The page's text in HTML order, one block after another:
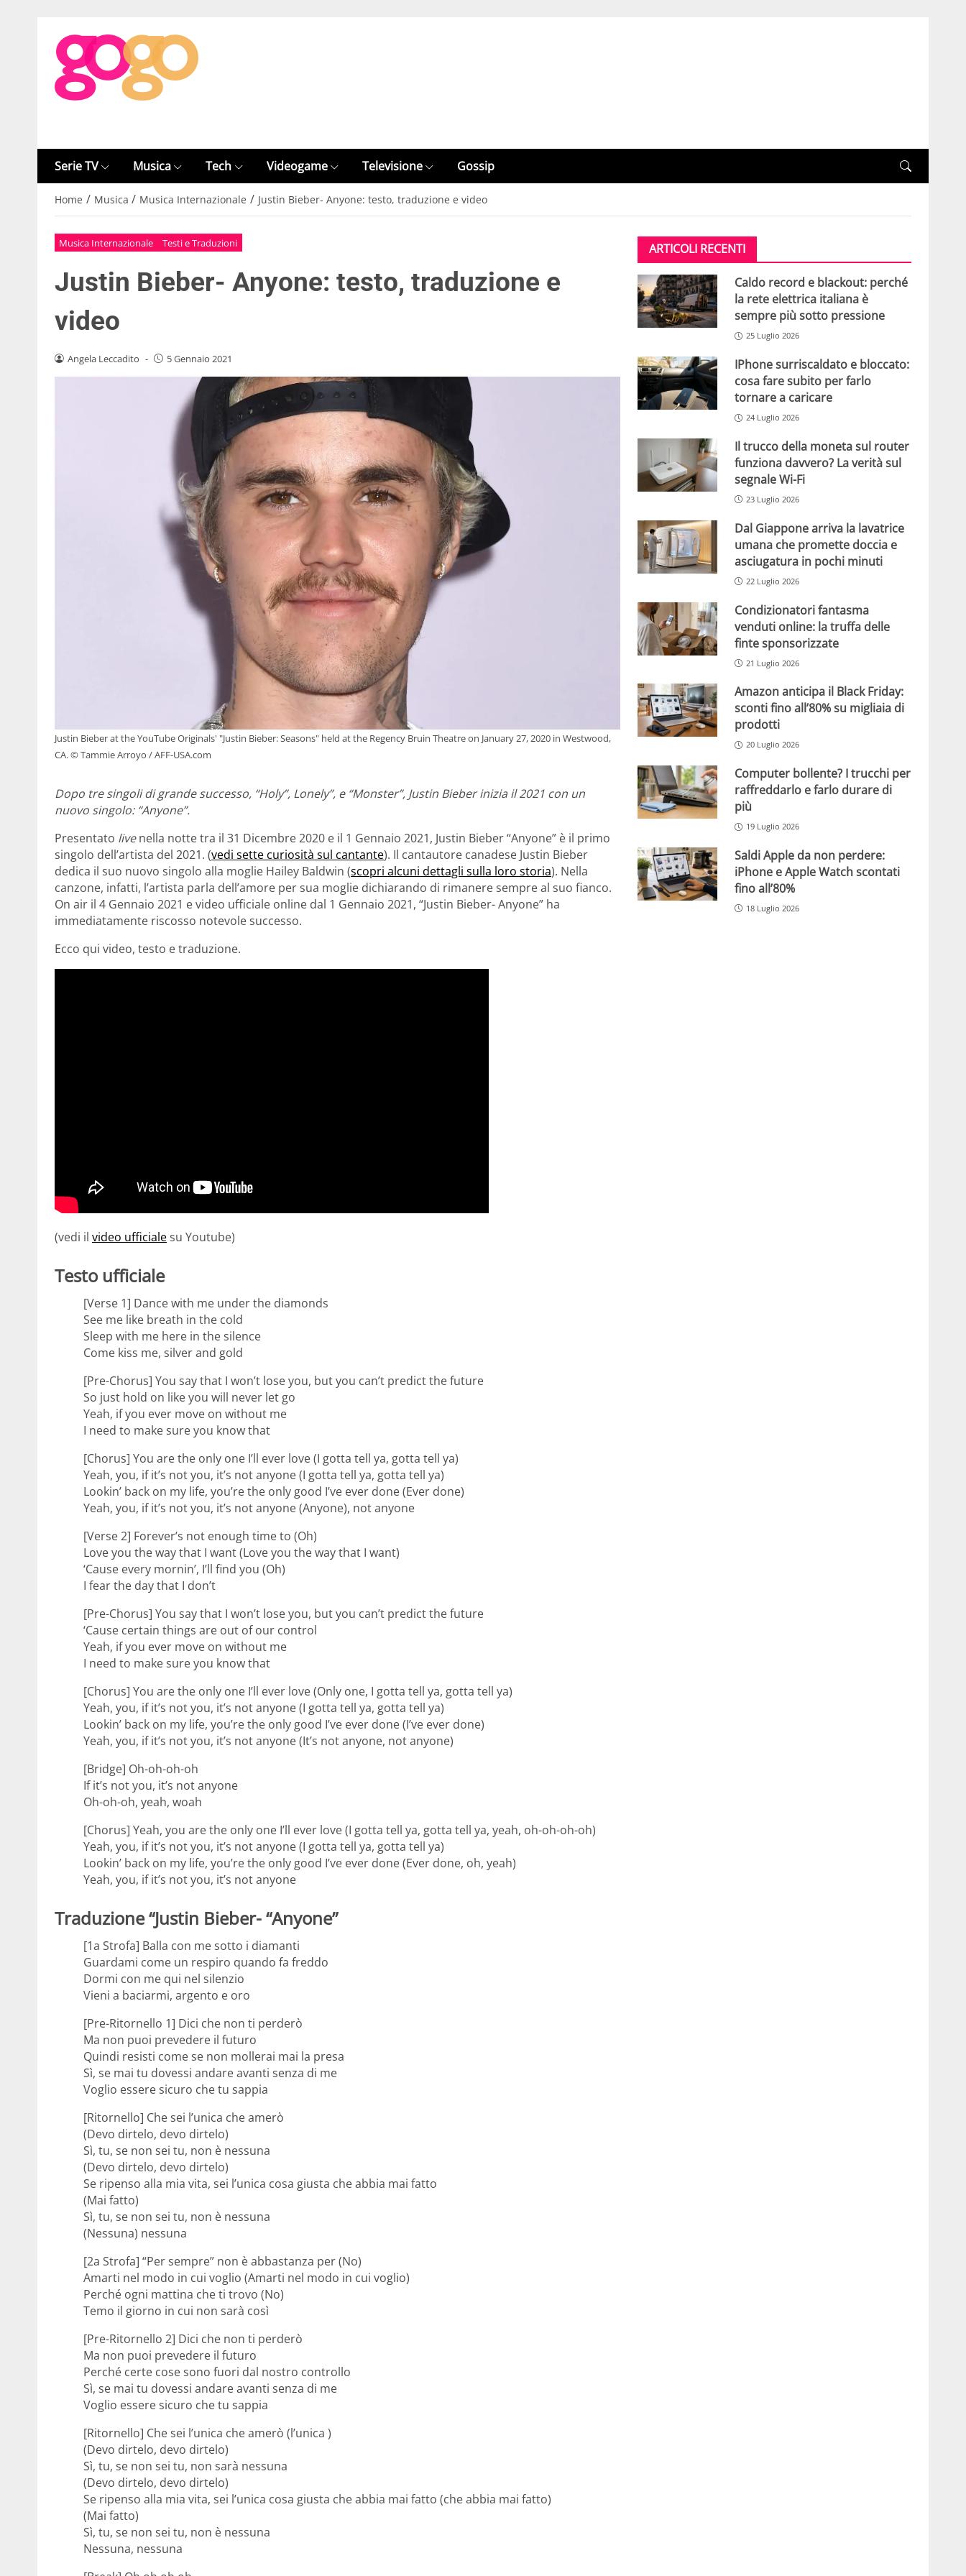
Serie TV Musica Tech Videogame Televisione Gossip
Home / Musica / Musica Internazionale / Justin Bieber- Anyone: testo, traduzione e video
Musica Internazionale Testi e Traduzioni
Justin Bieber- Anyone: testo, traduzione e
video
Angela Leccadito - 5 Gennaio 2021
Justin Bieber at the YouTube Originals' "Justin Bieber: Seasons" held at the Regency Bruin Theatre on January 27, 2020 in Westwood,
CA. © Tammie Arroyo / AFF-USA.com
Dopo tre singoli di grande successo, “Holy”, Lonely”, e “Monster”, Justin Bieber inizia il 2021 con un
nuovo singolo: “Anyone”.
Presentato livenella notte tra il 31 Dicembre 2020 e il 1 Gennaio 2021, Justin Bieber “Anyone” è il primo
singolo dell’artista del 2021. (vedi sette curiosità sul cantante). Il cantautore canadese Justin Bieber
dedica il suo nuovo singolo alla moglie Hailey Baldwin (scopri alcuni dettagli sulla loro storia). Nella
canzone, infatti, l’artista parla dell’amore per sua moglie dichiarando di rimanere sempre al suo fianco.
On air il 4 Gennaio 2021 e video ufficiale online dal 1 Gennaio 2021, “Justin Bieber- Anyone” ha
immediatamente riscosso notevole successo.
Ecco qui video, testo e traduzione.
(vedi il video ufficialesu Youtube)
Testo ufficiale
[Verse 1] Dance with me under the diamonds
See me like breath in the cold
Sleep with me here in the silence
Come kiss me, silver and gold
[Pre-Chorus] You say that I won’t lose you, but you can’t predict the future
So just hold on like you will never let go
Yeah, if you ever move on without me
I need to make sure you know that
[Chorus] You are the only one I’ll ever love (I gotta tell ya, gotta tell ya)
Yeah, you, if it’s not you, it’s not anyone (I gotta tell ya, gotta tell ya)
Lookin’ back on my life, you’re the only good I’ve ever done (Ever done)
Yeah, you, if it’s not you, it’s not anyone (Anyone), not anyone
[Verse 2] Forever’s not enough time to (Oh)
Love you the way that I want (Love you the way that I want)
‘Cause every mornin’, I’ll find you (Oh)
I fear the day that I don’t
[Pre-Chorus] You say that I won’t lose you, but you can’t predict the future
‘Cause certain things are out of our control
Yeah, if you ever move on without me
I need to make sure you know that
[Chorus] You are the only one I’ll ever love (Only one, I gotta tell ya, gotta tell ya)
Yeah, you, if it’s not you, it’s not anyone (I gotta tell ya, gotta tell ya)
Lookin’ back on my life, you’re the only good I’ve ever done (I’ve ever done)
Yeah, you, if it’s not you, it’s not anyone (It’s not anyone, not anyone)
[Bridge] Oh-oh-oh-oh
If it’s not you, it’s not anyone
Oh-oh-oh, yeah, woah
[Chorus] Yeah, you are the only one I’ll ever love (I gotta tell ya, gotta tell ya, yeah, oh-oh-oh-oh)
Yeah, you, if it’s not you, it’s not anyone (I gotta tell ya, gotta tell ya)
Lookin’ back on my life, you’re the only good I’ve ever done (Ever done, oh, yeah)
Yeah, you, if it’s not you, it’s not anyone
Traduzione “Justin Bieber- “Anyone”
[1a Strofa] Balla con me sotto i diamanti
Guardami come un respiro quando fa freddo
Dormi con me qui nel silenzio
Vieni a baciarmi, argento e oro
[Pre-Ritornello 1] Dici che non ti perderò
Ma non puoi prevedere il futuro
Quindi resisti come se non mollerai mai la presa
Sì, se mai tu dovessi andare avanti senza di me
Voglio essere sicuro che tu sappia
[Ritornello] Che sei l’unica che amerò
(Devo dirtelo, devo dirtelo)
Sì, tu, se non sei tu, non è nessuna
(Devo dirtelo, devo dirtelo)
Se ripenso alla mia vita, sei l’unica cosa giusta che abbia mai fatto
(Mai fatto)
Sì, tu, se non sei tu, non è nessuna
(Nessuna) nessuna
[2a Strofa] “Per sempre” non è abbastanza per (No)
Amarti nel modo in cui voglio (Amarti nel modo in cui voglio)
Perché ogni mattina che ti trovo (No)
Temo il giorno in cui non sarà così
[Pre-Ritornello 2] Dici che non ti perderò
Ma non puoi prevedere il futuro
Perché certe cose sono fuori dal nostro controllo
Sì, se mai tu dovessi andare avanti senza di me
Voglio essere sicuro che tu sappia
[Ritornello] Che sei l’unica che amerò (l’unica )
(Devo dirtelo, devo dirtelo)
Sì, tu, se non sei tu, non sarà nessuna
(Devo dirtelo, devo dirtelo)
Se ripenso alla mia vita, sei l’unica cosa giusta che abbia mai fatto (che abbia mai fatto)
(Mai fatto)
Sì, tu, se non sei tu, non è nessuna
Nessuna, nessuna
ARTICOLI RECENTI
Caldo record e blackout: perché
la rete elettrica italiana è
sempre più sotto pressione
25 Luglio 2026
IPhone surriscaldato e bloccato:
cosa fare subito per farlo
tornare a caricare
24 Luglio 2026
Il trucco della moneta sul router
funziona davvero? La verità sul
segnale Wi-Fi
23 Luglio 2026
Dal Giappone arriva la lavatrice
umana che promette doccia e
asciugatura in pochi minuti
22 Luglio 2026
Condizionatori fantasma
venduti online: la truffa delle
finte sponsorizzate
21 Luglio 2026
Amazon anticipa il Black Friday:
sconti fino all’80% su migliaia di
prodotti
20 Luglio 2026
Computer bollente? I trucchi per
raffreddarlo e farlo durare di
più
19 Luglio 2026
Saldi Apple da non perdere:
iPhone e Apple Watch scontati
fino all’80%
18 Luglio 2026